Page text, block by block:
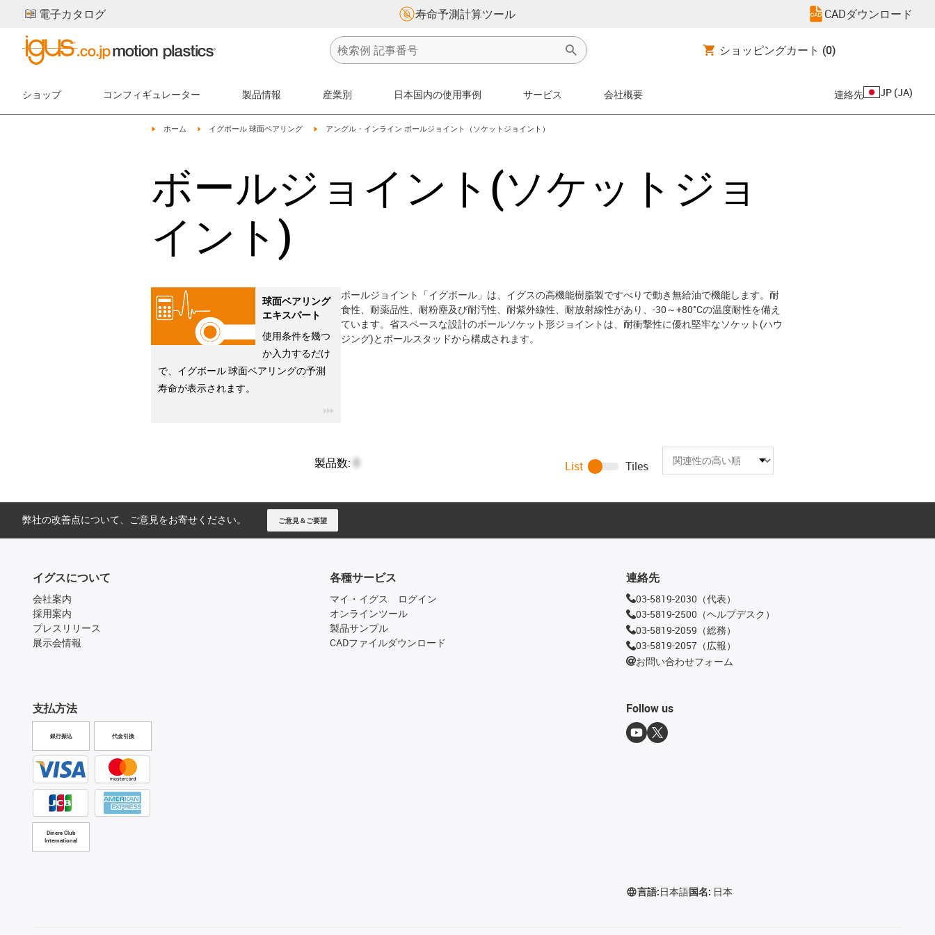
電子カタログ 寿命予測計算ツール CADダウンロード
ショッピングカート (0)
ショップ コンフィギュレーター 製品情報 産業別 日本国内の使用事例 サービス 会社概要 連絡先 JP (JA)
igus-icon-arrow-right
ホーム igus-icon-arrow-right
イグボール 球面ベアリング igus-icon-arrow-right
アングル・インライン ボールジョイント（ソケットジョイント）
ボールジョイント(ソケットジョ
イント)
ボールジョイント「イグボール」は、イグスの高機能樹脂製ですべりで動き無給油で機能します。耐
食性、耐薬品性、耐粉塵及び耐汚性、耐紫外線性、耐放射線性があり、-30～+80°Cの温度耐性を備え
ています。省スペースな設計のボールソケット形ジョイントは、耐衝撃性に優れ堅牢なソケット(ハウ
ジング)とボールスタッドから構成されます。
球面ベアリング
エキスパート
使用条件を幾つ
か入力するだけ
で、イグボール 球面ベアリングの予測
寿命が表示されます。
製品数: 0 List Tiles
弊社の改善点について、ご意見をお寄せください。 ご意見＆ご要望
イグスについて
会社案内
採用案内
プレスリリース
展示会情報
支払方法
銀行振込 代金引換
Diners Club
International
各種サービス
マイ・イグス ログイン
オンラインツール
製品サンプル
CADファイルダウンロード
連絡先
03-5819-2030（代表）
03-5819-2500（ヘルプデスク）
03-5819-2059（総務）
03-5819-2057（広報）
お問い合わせフォーム
Follow us
言語:日本語国名: 日本